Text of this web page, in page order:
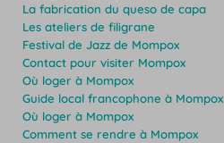
La fabrication du queso de capa
Les ateliers de filigrane
Festival de Jazz de Mompox
Contact pour visiter Mompox
Où loger à Mompox
Guide local francophone à Mompox
Où loger à Mompox
Comment se rendre à Mompox